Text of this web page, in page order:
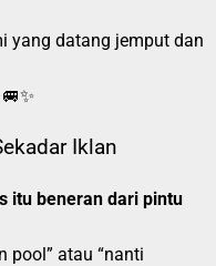
yang datang jemput dan
🚐✨
Iklan
itu beneran dari pintu
pool” atau “nanti